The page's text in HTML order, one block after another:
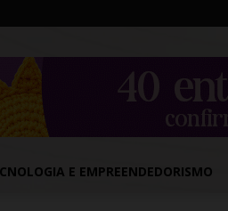
E EMPREENDEDORISMO